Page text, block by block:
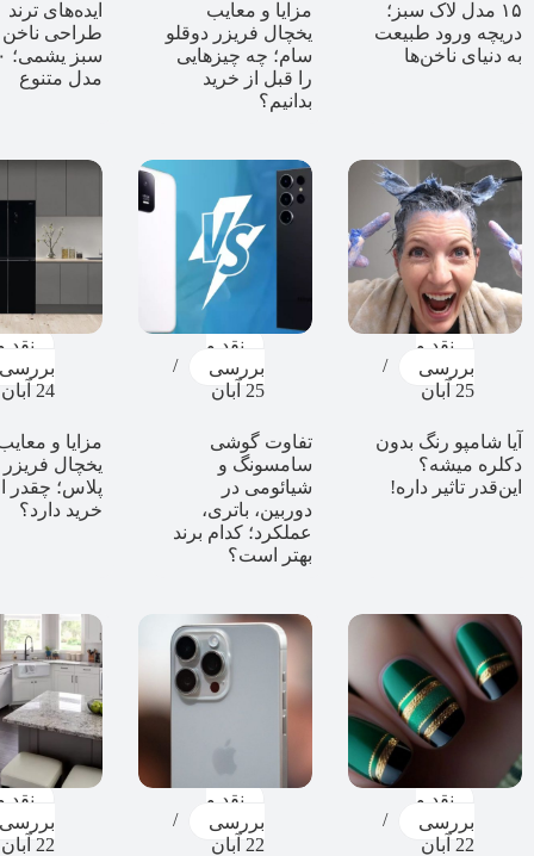
۱۵ مدل لاک سبز؛
دریچه ورود طبیعت
به دنیای ناخن‌ها
مزایا و معایب
یخچال فریزر دوقلو
سام؛ چه چیزهایی
را قبل از خرید
بدانیم؟
ایده‌های ترند
طراحی ناخن
مدل متنوع
نقد و
بررسی
25 آبان
آیا شامپو رنگ بدون
دکلره میشه؟
این‌قدر تاثیر داره!
نقد و
بررسی
25 آبان
تفاوت گوشی
سامسونگ و
شیائومی در
دوربین، باتری،
عملکرد؛ کدام برند
بهتر است؟
نقد
بررسی
24 آبان
مزایا و
یخچال
پلاس؛ چقدر
خرید دارد؟
نقد و
بررسی
22 آبان
نقد و
بررسی
22 آبان
نقد
بررسی
22 آبان